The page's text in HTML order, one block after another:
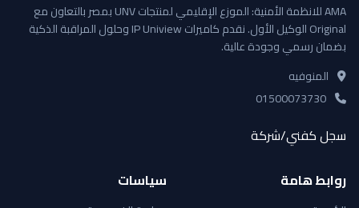
AMA للانظمة الأمنية: الموزع الإقليمي لمنتجات UNV بمصر بالتعاون مع
Original الوكيل الأول. نقدم كاميرات IP Uniview وحلول المراقبة الذكية
بضمان رسمي وجودة عالية.
المنوفيه
سجل كفني/شركة
روابط هامة
سياسات